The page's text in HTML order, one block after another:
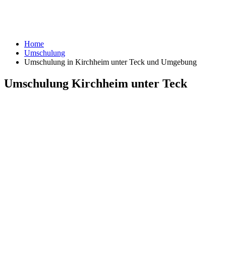
Home
Umschulung
Umschulung in Kirchheim unter Teck und Umgebung
Umschulung Kirchheim unter Teck